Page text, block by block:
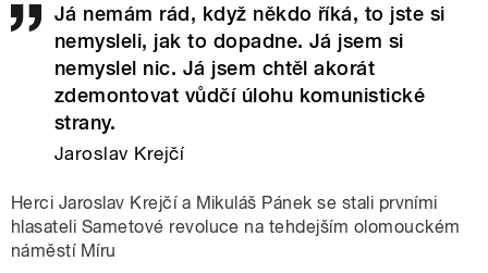
Já nemám rád, když někdo říká, to jste si
nemysleli, jak to dopadne. Já jsem si
nemyslel nic. Já jsem chtěl akorát
zdemontovat vůdčí úlohu komunistické
strany.
Jaroslav Krejčí
Herci Jaroslav Krejčí a Mikuláš Pánek se stali prvními
hlasateli Sametové revoluce na tehdejším olomouckém
náměstí Míru